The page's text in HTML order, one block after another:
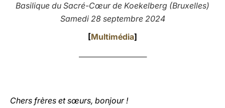
Basilique du Sacré-Cœur de Koekelberg (Bruxelles)
Samedi 28 septembre 2024
[Multimédia]
Chers frères et sœurs, bonjour !